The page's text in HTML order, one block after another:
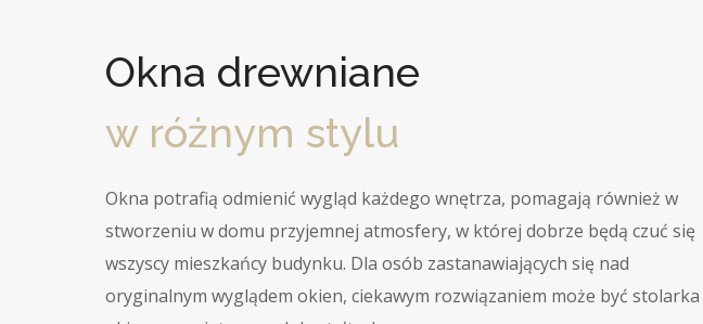
Okna drewniane
w różnym stylu
Okna potrafią odmienić wygląd każdego wnętrza, pomagają również w
stworzeniu w domu przyjemnej atmosfery, w której dobrze będą czuć się
wszyscy mieszkańcy budynku. Dla osób zastanawiających się nad
oryginalnym wyglądem okien, ciekawym rozwiązaniem może być stolarka